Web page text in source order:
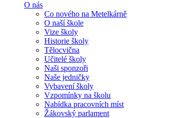
O nás
Co nového na Metelkárně
O naší škole
Vize školy
Historie školy
Tělocvična
Učitelé školy
Naši sponzoři
Naše jedničky
Vybavení školy
Vzpomínky na školu
Nabídka pracovních míst
Žákovský parlament